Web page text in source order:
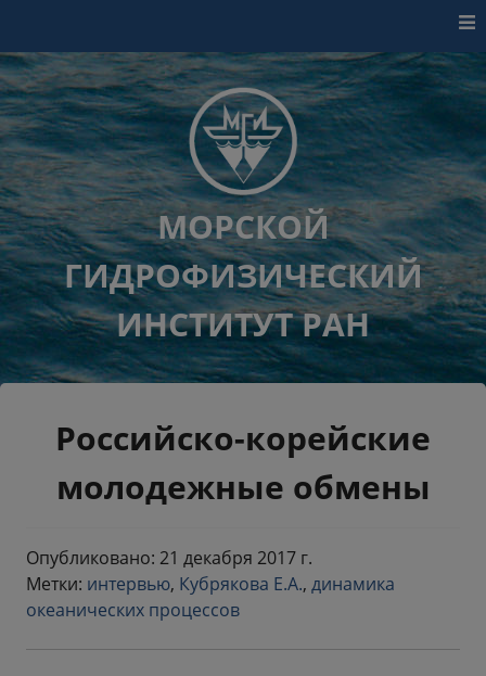
МОРСКОЙ
ГИДРОФИЗИЧЕСКИЙ
ИНСТИТУТ РАН
Российско-корейские
молодежные обмены
Опубликовано: 21 декабря 2017 г.
Метки: интервью, Кубрякова Е.А., динамика
океанических процессов